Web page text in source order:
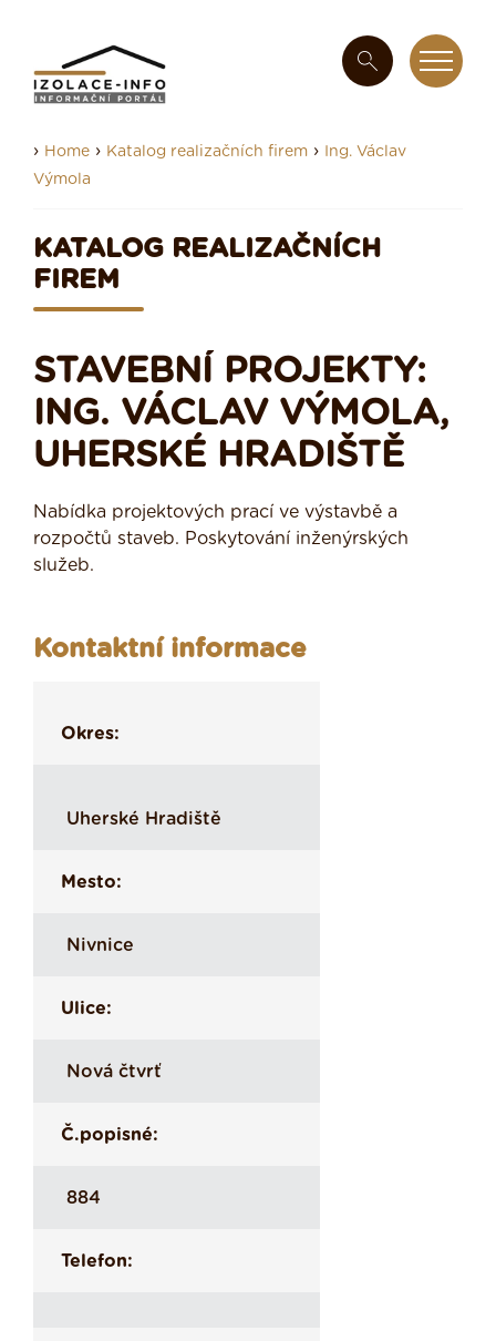
› Home › Katalog realizačních firem ›
Ing. Václav
Výmola
KATALOG REALIZAČNÍCH
FIREM
STAVEBNÍ PROJEKTY:
ING. VÁCLAV VÝMOLA,
UHERSKÉ HRADIŠTĚ
Nabídka projektových prací ve výstavbě a
rozpočtů staveb. Poskytování inženýrských
služeb.
Kontaktní informace
Okres:
Uherské Hradiště
Mesto:
Nivnice
Ulice:
Nová čtvrť
Č.popisné:
884
Telefon: